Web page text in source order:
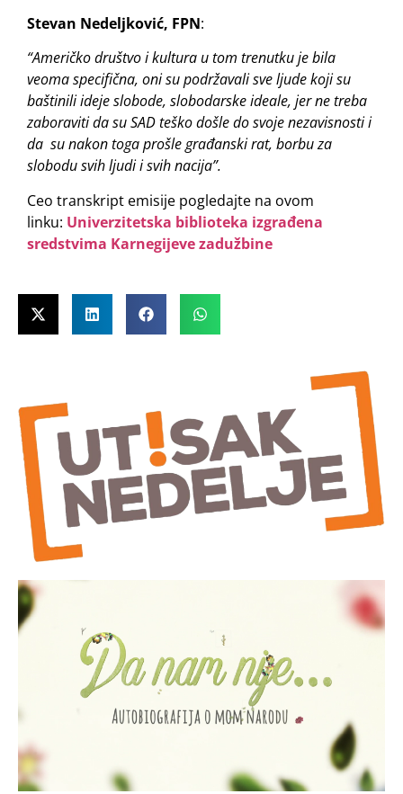
Stevan Nedeljković, FPN:
“Američko društvo i kultura u tom trenutku je bila
veoma specifična, oni su podržavali sve ljude koji su
baštinili ideje slobode, slobodarske ideale, jer ne treba
zaboraviti da su SAD teško došle do svoje nezavisnosti i
da su nakon toga prošle građanski rat, borbu za
slobodu svih ljudi i svih nacija”.
Ceo transkript emisije pogledajte na ovom
linku: Univerzitetska biblioteka izgrađena
sredstvima Karnegijeve zadužbine